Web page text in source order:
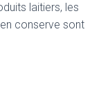
laitiers, les
conserve sont